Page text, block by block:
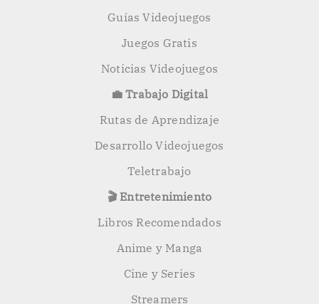
Guías Videojuegos
Juegos Gratis
Noticias Videojuegos
💼 Trabajo Digital
Rutas de Aprendizaje
Desarrollo Videojuegos
Teletrabajo
🎬 Entretenimiento
Libros Recomendados
Anime y Manga
Cine y Series
Streamers